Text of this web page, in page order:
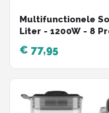
Multifunctionele
Liter - 1200W - 8
Verwarmings- &
€ 77,95